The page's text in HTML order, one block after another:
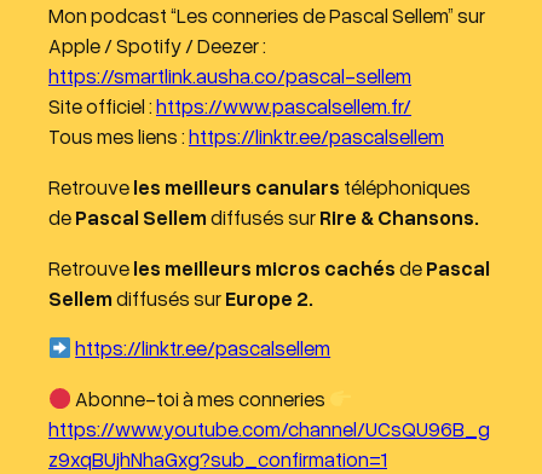
Mon podcast “Les conneries de Pascal Sellem” sur
Apple / Spotify / Deezer :
https://smartlink.ausha.co/pascal-sellem
Site officiel :https://www.pascalsellem.fr/
Tous mes liens :https://linktr.ee/pascalsellem
Retrouveles meilleurs canulars téléphoniques
dePascal Sellemdiffusés surRire & Chansons.
Retrouveles meilleurs micros cachésdePascal
Sellemdiffusés surEurope 2.
https://linktr.ee/pascalsellem
Abonne-toi à mes conneries
https://www.youtube.com/channel/UCsQU96B_g
z9xqBUjhNhaGxg?sub_confirmation=1